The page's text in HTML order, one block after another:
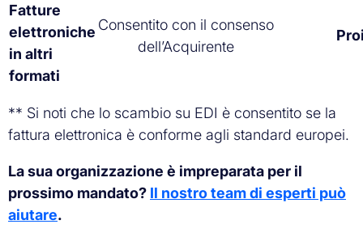
Fatture
elettroniche
in altri
formati
Consentito con il consenso
dell’Acquirente
** Si noti che lo scambio su EDI è consentito se la
fattura elettronica è conforme agli standard europei.
La sua organizzazione è impreparata per il
prossimo mandato? Il nostro team di esperti può
aiutare.